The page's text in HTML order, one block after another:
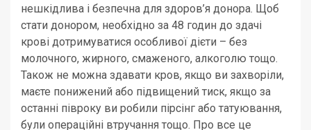
нешкідлива і безпечна для здоров’я донора. Щоб
стати донором, необхідно за 48 годин до здачі
крові дотримуватися особливої дієти – без
молочного, жирного, смаженого, алкоголю тощо.
Також не можна здавати кров, якщо ви захворіли,
маєте понижений або підвищений тиск, якщо за
останні півроку ви робили пірсінг або татуювання,
були операційні втручання тощо. Про все це